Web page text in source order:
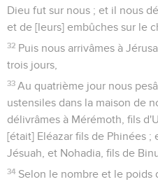
Dieu fut sur nous ; et il nous
et de [leurs] embûches sur le
32 Puis nous arrivâmes à
trois jours,
33 Au quatrième jour nous
ustensiles dans la maison de
délivrâmes à Mérémoth, fils
[était] Eléazar fils de Phinées ;
Jésuah, et Nohadia, fils de
34 Selon le nombre et le poids